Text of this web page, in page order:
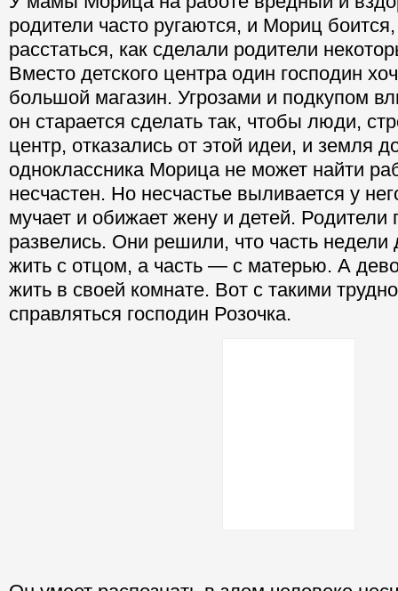
родители часто ругаются, и Мориц
расстаться, как сделали родители
Вместо детского центра один господин
большой магазин. Угрозами и подкупом
он старается сделать так, чтобы люди,
центр, отказались от этой идеи, и земля
одноклассника Морица не может найти
несчастен. Но несчастье выливается у
мучает и обижает жену и детей. Родители
развелись. Они решили, что часть недели
жить с отцом, а часть — с матерью. А
жить в своей комнате. Вот с такими
справляться господин Розочка.